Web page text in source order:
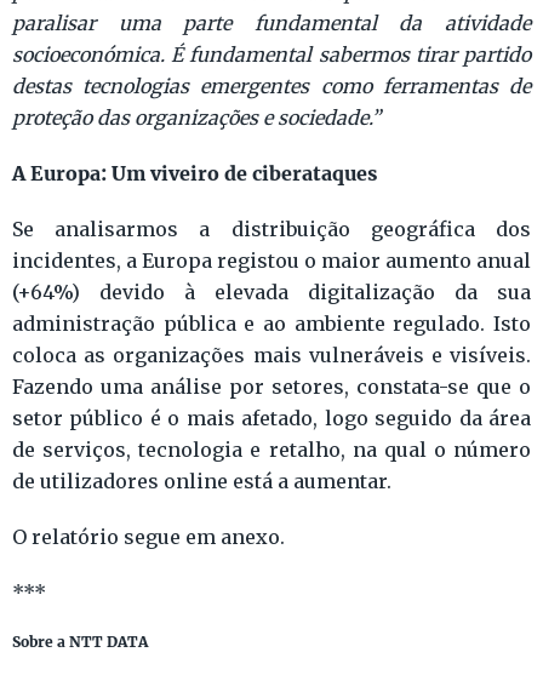
paralisar uma parte fundamental da atividade
socioeconómica. É fundamental sabermos tirar partido
destas tecnologias emergentes como ferramentas de
proteção das organizações e sociedade.”
A Europa: Um viveiro de ciberataques
Se analisarmos a distribuição geográfica dos
incidentes, a Europa registou o maior aumento anual
(+64%) devido à elevada digitalização da sua
administração pública e ao ambiente regulado. Isto
coloca as organizações mais vulneráveis e visíveis.
Fazendo uma análise por setores, constata-se que o
setor público é o mais afetado, logo seguido da área
de serviços, tecnologia e retalho, na qual o número
de utilizadores online está a aumentar.
O relatório segue em anexo.
***
Sobre a NTT DATA